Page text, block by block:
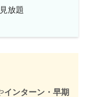
放題
インターン・早期